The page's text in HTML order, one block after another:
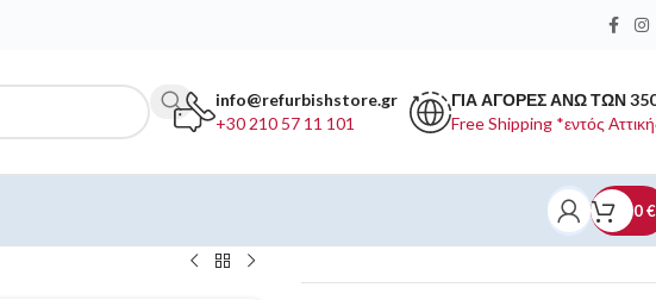
info@refurbishstore.gr
+30 210 57 11 101
ΓΙΑ ΑΓΟΡΕΣ ΑΝΩ ΤΩΝ
Free Shipping *εντός
0€